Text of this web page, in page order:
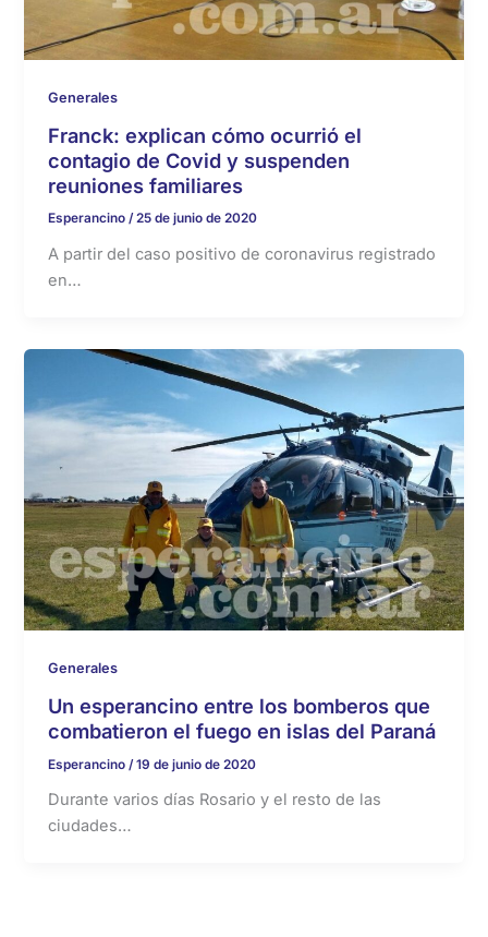
Generales
Franck: explican cómo ocurrió el
contagio de Covid y suspenden
reuniones familiares
Esperancino/25 de junio de 2020
A partir del caso positivo de coronavirus registrado
en…
Generales
Un esperancino entre los bomberos que
combatieron el fuego en islas del Paraná
Esperancino /19 de junio de 2020
Durante varios días Rosario y el resto de las
ciudades…